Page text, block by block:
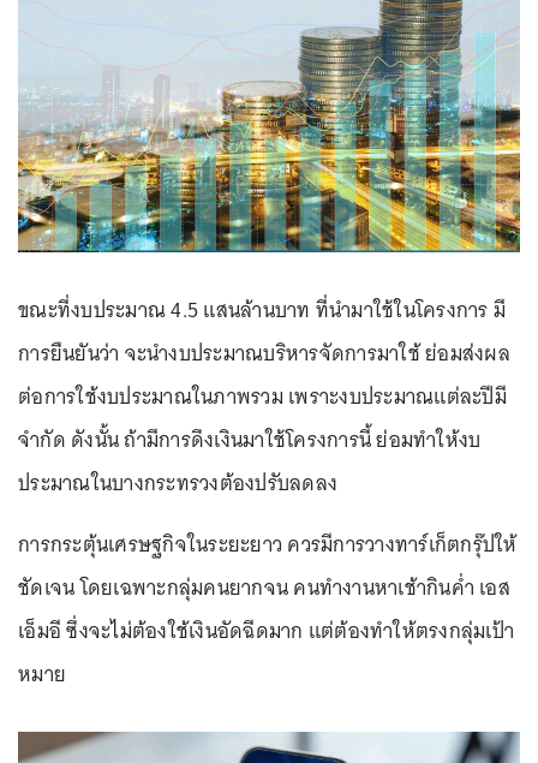
ขณะที่งบประมาณ 4.5 แสนล้านบาท ที่นำมาใช้ในโครงการ มี
การยืนยันว่า จะนำงบประมาณบริหารจัดการมาใช้ ย่อมส่งผล
ต่อการใช้งบประมาณในภาพรวม เพราะงบประมาณแต่ละปีมี
จำกัด ดังนั้น ถ้ามีการดึงเงินมาใช้โครงการนี้ ย่อมทำให้งบ
ประมาณในบางกระทรวงต้องปรับลดลง
การกระตุ้นเศรษฐกิจในระยะยาว ควรมีการวางทาร์เก็ตกรุ๊ปให้
ชัดเจน โดยเฉพาะกลุ่มคนยากจน คนทำงานหาเช้ากินค่ำ เอส
เอ็มอี ซึ่งจะไม่ต้องใช้เงินอัดฉีดมาก แต่ต้องทำให้ตรงกลุ่มเป้า
หมาย